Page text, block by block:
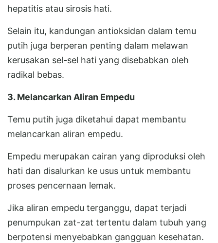
hepatitis atau sirosis hati.
Selain itu, kandungan antioksidan dalam temu
putih juga berperan penting dalam melawan
kerusakan sel-sel hati yang disebabkan oleh
radikal bebas.
3. Melancarkan Aliran Empedu
Temu putih juga diketahui dapat membantu
melancarkan aliran empedu.
Empedu merupakan cairan yang diproduksi oleh
hati dan disalurkan ke usus untuk membantu
proses pencernaan lemak.
Jika aliran empedu terganggu, dapat terjadi
penumpukan zat-zat tertentu dalam tubuh yang
berpotensi menyebabkan gangguan kesehatan.